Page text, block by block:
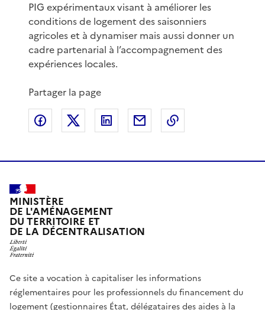
PIG expérimentaux visant à améliorer les
conditions de logement des saisonniers
agricoles et à dynamiser mais aussi donner un
cadre partenarial à l’accompagnement des
expériences locales.
Partager la page
Partager sur Facebook
Partager sur XPartager sur LinkedIn
Partager par email
MINISTÈRE
DE L'AMÉNAGEMENT
DU TERRITOIRE ET
DE LA DÉCENTRALISATION
Ce site a vocation à capitaliser les informations
réglementaires pour les professionnels du financement du
logement (gestionnaires État, délégataires des aides à la